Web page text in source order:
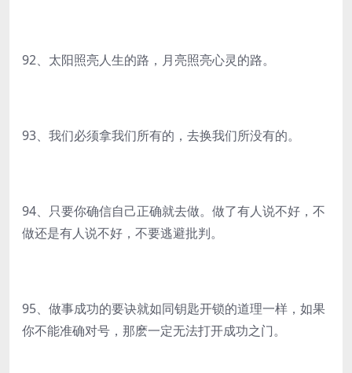
92、太阳照亮人生的路，月亮照亮心灵的路。
93、我们必须拿我们所有的，去换我们所没有的。
94、只要你确信自己正确就去做。做了有人说不好，不
做还是有人说不好，不要逃避批判。
95、做事成功的要诀就如同钥匙开锁的道理一样，如果
你不能准确对号，那麽一定无法打开成功之门。